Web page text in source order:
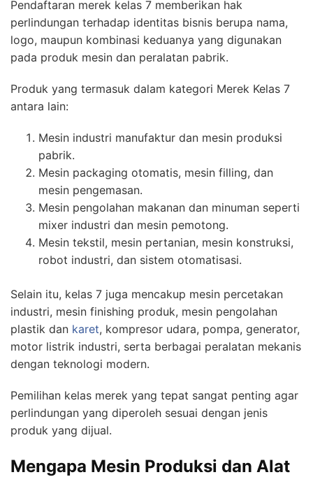
Pendaftaran merek kelas 7 memberikan hak
perlindungan terhadap identitas bisnis berupa nama,
logo, maupun kombinasi keduanya yang digunakan
pada produk mesin dan peralatan pabrik.
Produk yang termasuk dalam kategori Merek Kelas 7
antara lain:
Mesin industri manufaktur dan mesin produksi
pabrik.
Mesin packaging otomatis, mesin filling, dan
mesin pengemasan.
Mesin pengolahan makanan dan minuman seperti
mixer industri dan mesin pemotong.
Mesin tekstil, mesin pertanian, mesin konstruksi,
robot industri, dan sistem otomatisasi.
Selain itu, kelas 7 juga mencakup mesin percetakan
industri, mesin finishing produk, mesin pengolahan
plastik dan karet, kompresor udara, pompa, generator,
motor listrik industri, serta berbagai peralatan mekanis
dengan teknologi modern.
Pemilihan kelas merek yang tepat sangat penting agar
perlindungan yang diperoleh sesuai dengan jenis
produk yang dijual.
Mengapa Mesin Produksi dan Alat